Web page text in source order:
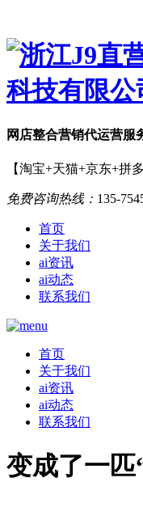
网店整合营销代运营服
【淘宝+天猫+京东+拼
免费咨询热线： 135-
首页
关于我们
ai资讯
ai动态
联系我们
首页
关于我们
ai资讯
ai动态
联系我们
变成了一匹